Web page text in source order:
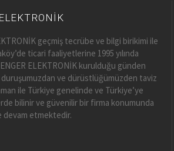
geçmiş tecrübe ve bilgi birikimi ile
ticari faaliyetlerine 1995 yılında
ELEKTRONİK kurulduğu günden
ve dürüstlüğümüzden taviz
ile Türkiye genelinde ve Türkiye’ye
bilinir ve güvenilir bir firma konumunda
devam etmektedir.